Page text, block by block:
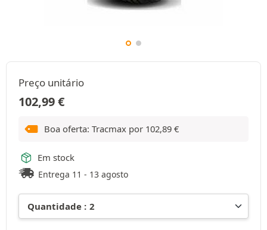
Preço unitário
102,99€
Boa oferta: Tracmax por 102,89 €
Em stock
Entrega 11 - 13 agosto